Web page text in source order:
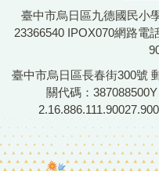
臺中市烏日區九德國民小
23366540 IPOX070網路電
臺中市烏日區長春街300號
關代碼：